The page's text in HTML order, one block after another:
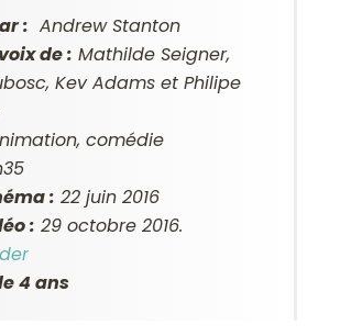
: Andrew Stanton
de : Mathilde Seigner,
Kev Adams et Philipe
comédie
: 22 juin 2016
: 29 octobre 2016.
4 ans